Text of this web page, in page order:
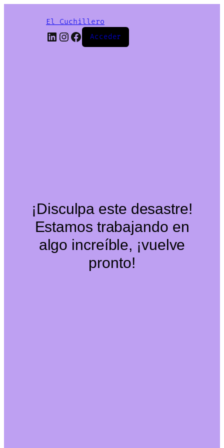
El Cuchillero
LinkedIn
Instagram
Facebook
Acceder
¡Disculpa este desastre!
Estamos trabajando en
algo increíble, ¡vuelve
pronto!